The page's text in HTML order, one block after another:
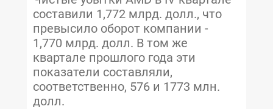
составили 1,772 млрд. долл., что
превысило оборот компании -
1,770 млрд. долл. В том же
квартале прошлого года эти
показатели составляли,
соответственно, 576 и 1773 млн.
долл.